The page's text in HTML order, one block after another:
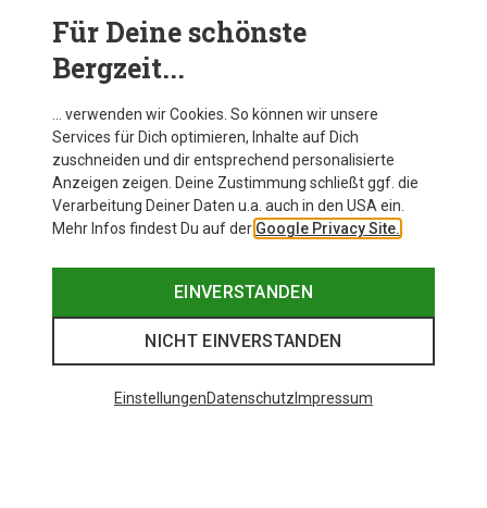
BEKLEIDUNG
Für Deine schönste
Bergzeit...
… verwenden wir Cookies. So können wir unsere
Services für Dich optimieren, Inhalte auf Dich
zuschneiden und dir entsprechend personalisierte
Anzeigen zeigen. Deine Zustimmung schließt ggf. die
Verarbeitung Deiner Daten u.a. auch in den USA ein.
Mehr Infos findest Du auf der Google Privacy Site.
EINVERSTANDEN
NICHT EINVERSTANDEN
EinstellungenDatenschutz Impressum